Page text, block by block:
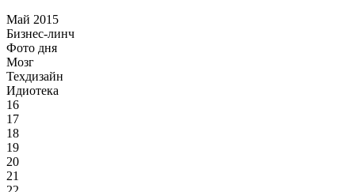
Май 2015
Бизнес-линч
Фото дня
Мозг
Техдизайн
Идиотека
16
17
18
19
20
21